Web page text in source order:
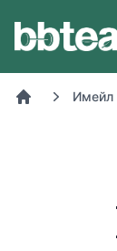
Имейл